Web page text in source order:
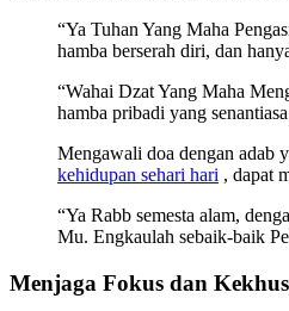
“Ya Tuhan Yang Maha
hamba berserah diri, dan
“Wahai Dzat Yang Maha
hamba pribadi yang
Mengawali doa dengan adab
kehidupan sehari hari , dapat
“Ya Rabb semesta alam,
Mu. Engkaulah sebaik-baik
Menjaga Fokus dan